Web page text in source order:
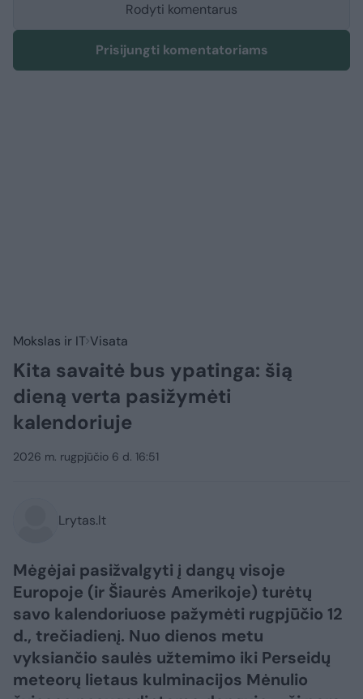
Rodyti komentarus
Prisijungti komentatoriams
Mokslas ir IT Visata
Kita savaitė bus ypatinga: šią
dieną verta pasižymėti
kalendoriuje
2026 m. rugpjūčio 6 d. 16:51
Lrytas.lt
Mėgėjai pasižvalgyti į dangų visoje
Europoje (ir Šiaurės Amerikoje) turėtų
savo kalendoriuose pažymėti rugpjūčio 12
d., trečiadienį. Nuo dienos metu
vyksiančio saulės užtemimo iki Perseidų
meteorų lietaus kulminacijos Mėnulio